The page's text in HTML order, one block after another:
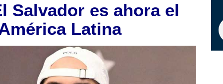
Salvador es ahora el
Latina